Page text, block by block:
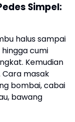
Simpel:
halus sampai
cumi
Kemudian
Cara masak
bombai, cabai
bawang